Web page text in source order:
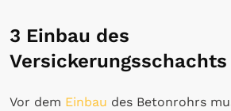
3 Einbau des
Versickerungsschachts
Vor dem Einbau des Betonrohrs